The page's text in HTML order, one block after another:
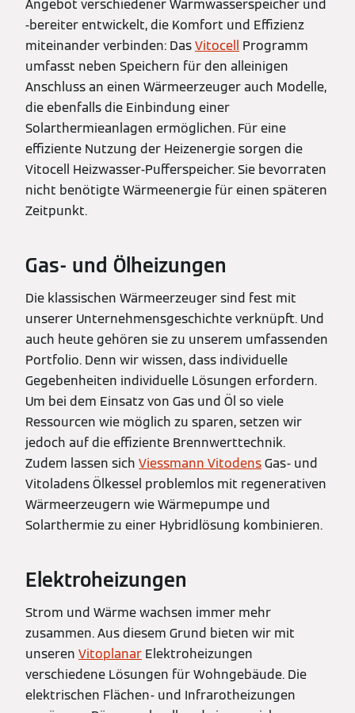
Angebot verschiedener Warmwasserspeicher und
-bereiter entwickelt, die Komfort und Effizienz
miteinander verbinden: DasVitocell
Programm
umfasst neben Speichern für den alleinigen
Anschluss an einen Wärmeerzeuger auch Modelle,
die ebenfalls die Einbindung einer
Solarthermieanlagen ermöglichen. Für eine
effiziente Nutzung der Heizenergie sorgen die
Vitocell Heizwasser-Pufferspeicher. Sie bevorraten
nicht benötigte Wärmeenergie für einen späteren
Zeitpunkt.
Gas- und Ölheizungen
Die klassischen Wärmeerzeuger sind fest mit
unserer Unternehmensgeschichte verknüpft. Und
auch heute gehören sie zu unserem umfassenden
Portfolio. Denn wir wissen, dass individuelle
Gegebenheiten individuelle Lösungen erfordern.
Um bei dem Einsatz von Gas und Öl so viele
Ressourcen wie möglich zu sparen, setzen wir
jedoch auf die effiziente Brennwerttechnik.
Zudem lassen sich Viessmann VitodensGas- und
Vitoladens Ölkessel problemlos mit regenerativen
Wärmeerzeugern wie Wärmepumpe und
Solarthermie zu einer Hybridlösung kombinieren.
Elektroheizungen
Strom und Wärme wachsen immer mehr
zusammen. Aus diesem Grund bieten wir mit
unseren Vitoplanar Elektroheizungen
verschiedene Lösungen für Wohngebäude. Die
elektrischen Flächen- und Infrarotheizungen